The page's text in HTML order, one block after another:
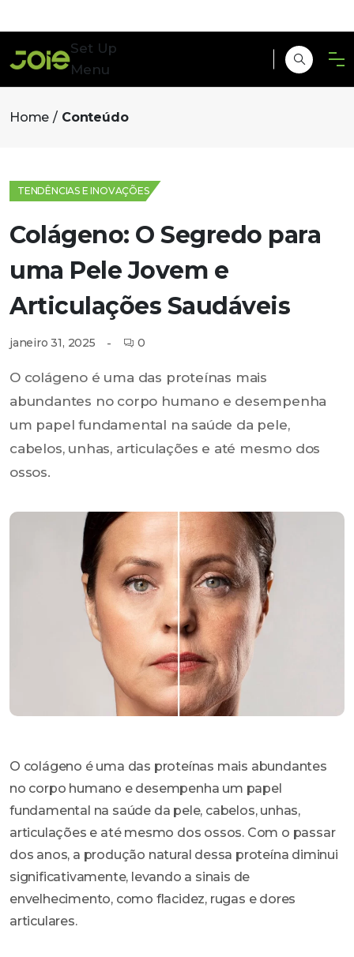
Set Up
Menu
Home Conteúdo
TENDÊNCIAS E INOVAÇÕES
Colágeno: O Segredo para
uma Pele Jovem e
Articulações Saudáveis
janeiro 31, 2025 0
O colágeno é uma das proteínas mais
abundantes no corpo humano e desempenha
um papel fundamental na saúde da pele,
cabelos, unhas, articulações e até mesmo dos
ossos.
O colágeno é uma das proteínas mais abundantes
no corpo humano e desempenha um papel
fundamental na saúde da pele, cabelos, unhas,
articulações e até mesmo dos ossos. Com o passar
dos anos, a produção natural dessa proteína diminui
significativamente, levando a sinais de
envelhecimento, como flacidez, rugas e dores
articulares.